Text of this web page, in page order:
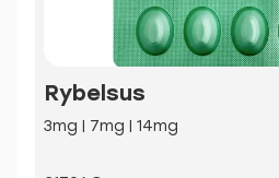
Rybelsus
3mg | 7mg | 14mg